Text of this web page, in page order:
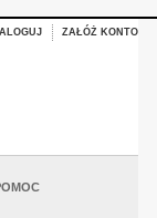
ZAŁÓŻ KONTO